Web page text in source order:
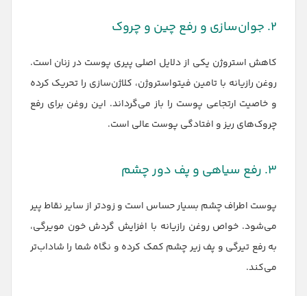
۲. جوان‌سازی و رفع چین و چروک
کاهش استروژن یکی از دلایل اصلی پیری پوست در زنان است.
روغن رازیانه با تامین فیتواستروژن، کلاژن‌سازی را تحریک کرده
و خاصیت ارتجاعی پوست را باز می‌گرداند. این روغن برای رفع
چروک‌های ریز و افتادگی پوست عالی است.
۳. رفع سیاهی و پف دور چشم
پوست اطراف چشم بسیار حساس است و زودتر از سایر نقاط پیر
می‌شود. خواص روغن رازیانه با افزایش گردش خون مویرگی،
به رفع تیرگی و پف زیر چشم کمک کرده و نگاه شما را شاداب‌تر
می‌کند.